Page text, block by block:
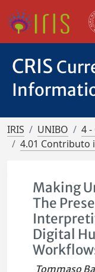
CRIS
IRIS UNIBO
4
4.01 Contributo
Making
The
Digital
Tommaso